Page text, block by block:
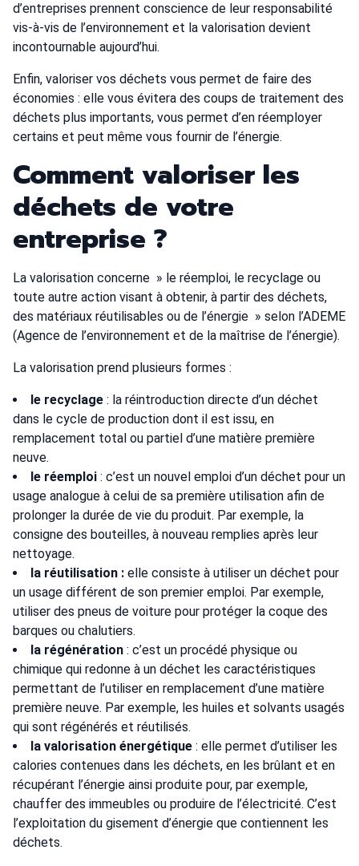
d’entreprises prennent conscience de leur responsabilité
vis-à-vis de l’environnement et la valorisation devient
incontournable aujourd’hui.
Enfin, valoriser vos déchets vous permet de faire des
économies : elle vous évitera des coups de traitement des
déchets plus importants, vous permet d’en réemployer
certains et peut même vous fournir de l’énergie.
Comment valoriser les
déchets de votre
entreprise ?
La valorisation concerne » le réemploi, le recyclage ou
toute autre action visant à obtenir, à partir des déchets,
des matériaux réutilisables ou de l’énergie » selon l’ADEME
(Agence de l’environnement et de la maîtrise de l’énergie).
La valorisation prend plusieurs formes :
le recyclage : la réintroduction directe d’un déchet
dans le cycle de production dont il est issu, en
remplacement total ou partiel d’une matière première
neuve.
le réemploi : c’est un nouvel emploi d’un déchet pour un
usage analogue à celui de sa première utilisation afin de
prolonger la durée de vie du produit. Par exemple, la
consigne des bouteilles, à nouveau remplies après leur
nettoyage.
la réutilisation : elle consiste à utiliser un déchet pour
un usage différent de son premier emploi. Par exemple,
utiliser des pneus de voiture pour protéger la coque des
barques ou chalutiers.
la régénération : c’est un procédé physique ou
chimique qui redonne à un déchet les caractéristiques
permettant de l’utiliser en remplacement d’une matière
première neuve. Par exemple, les huiles et solvants usagés
qui sont régénérés et réutilisés.
la valorisation énergétique : elle permet d’utiliser les
calories contenues dans les déchets, en les brûlant et en
récupérant l’énergie ainsi produite pour, par exemple,
chauffer des immeubles ou produire de l’électricité. C’est
l’exploitation du gisement d’énergie que contiennent les
déchets.